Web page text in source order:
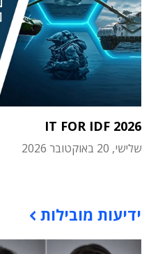
IT FOR IDF 2026
שלישי, 20 באוקטובר 2026
ידיעות מובילות